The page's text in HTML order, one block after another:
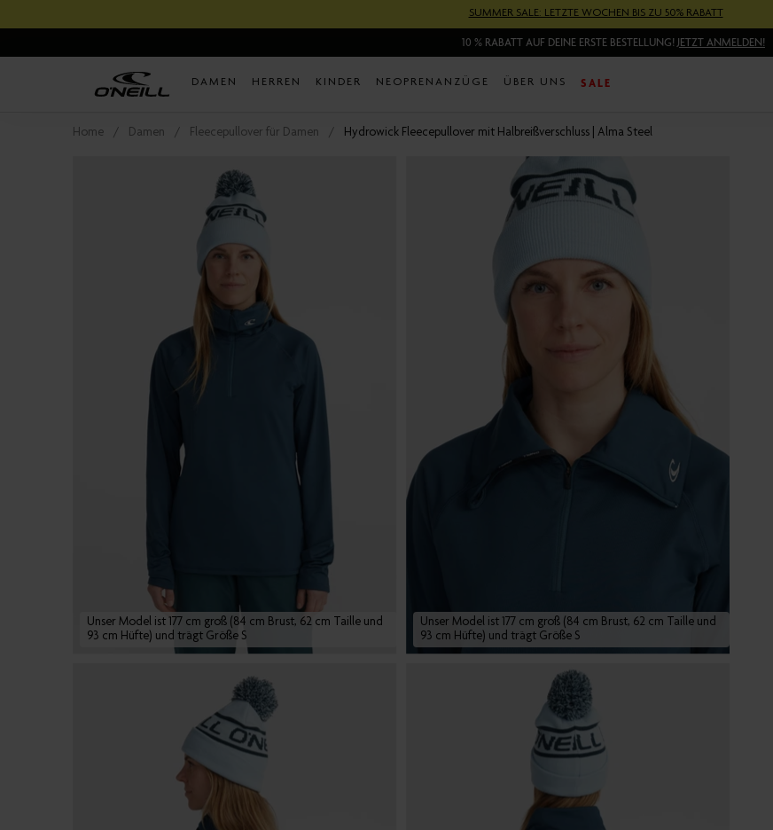
zum
Home Damen Fleecepullover für Damen Hydrowick Fleecepullover mit Halbreißverschluss | Alma Steel
SUMMER SALE: LETZTE WOCHEN BIS ZU 50% RABATT
10 % RABATT AUF DEINE ERSTE BESTELLUNG! JETZT ANMELDEN!
DAMEN HERREN KINDER NEOPRENANZÜGE ÜBER UNS SALE
Unser Model ist 177 cm groß (84 cm Brust, 62 cm Taille und
93 cm Hüfte) und trägt Größe S
Unser Model ist 177 cm groß (84 cm Brust, 62 cm Taille und
93 cm Hüfte) und trägt Größe S